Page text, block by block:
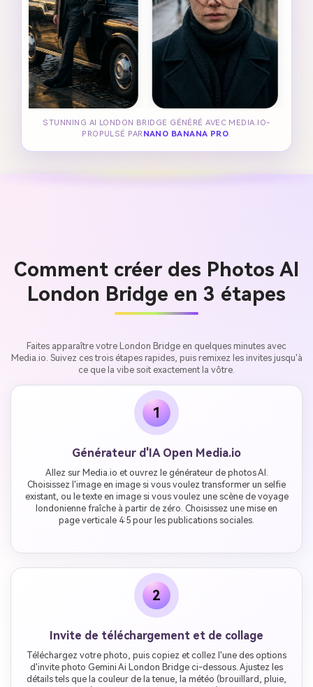
STUNNING AI LONDON BRIDGE GÉNÉRÉ AVEC MEDIA.IO-
PROPULSÉ PAR NANO BANANA PRO.
Comment créer des Photos AI
London Bridge en 3 étapes
Faites apparaître votre London Bridge en quelques minutes avec
Media.io. Suivez ces trois étapes rapides, puis remixez les invites jusqu'à
ce que la vibe soit exactement la vôtre.
1
Générateur d'IA Open Media.io
Allez sur Media.io et ouvrez le générateur de photos AI.
Choisissez l'image en image si vous voulez transformer un selfie
existant, ou le texte en image si vous voulez une scène de voyage
londonienne fraîche à partir de zéro. Choisissez une mise en
page verticale 4:5 pour les publications sociales.
2
Invite de téléchargement et de collage
Téléchargez votre photo, puis copiez et collez l'une des options
d'invite photo Gemini Ai London Bridge ci-dessous. Ajustez les
détails tels que la couleur de la tenue, la météo (brouillard, pluie,